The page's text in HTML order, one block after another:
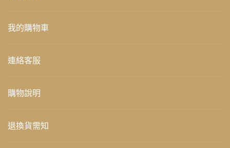
我的購物車
連絡客服
購物說明
退換貨需知